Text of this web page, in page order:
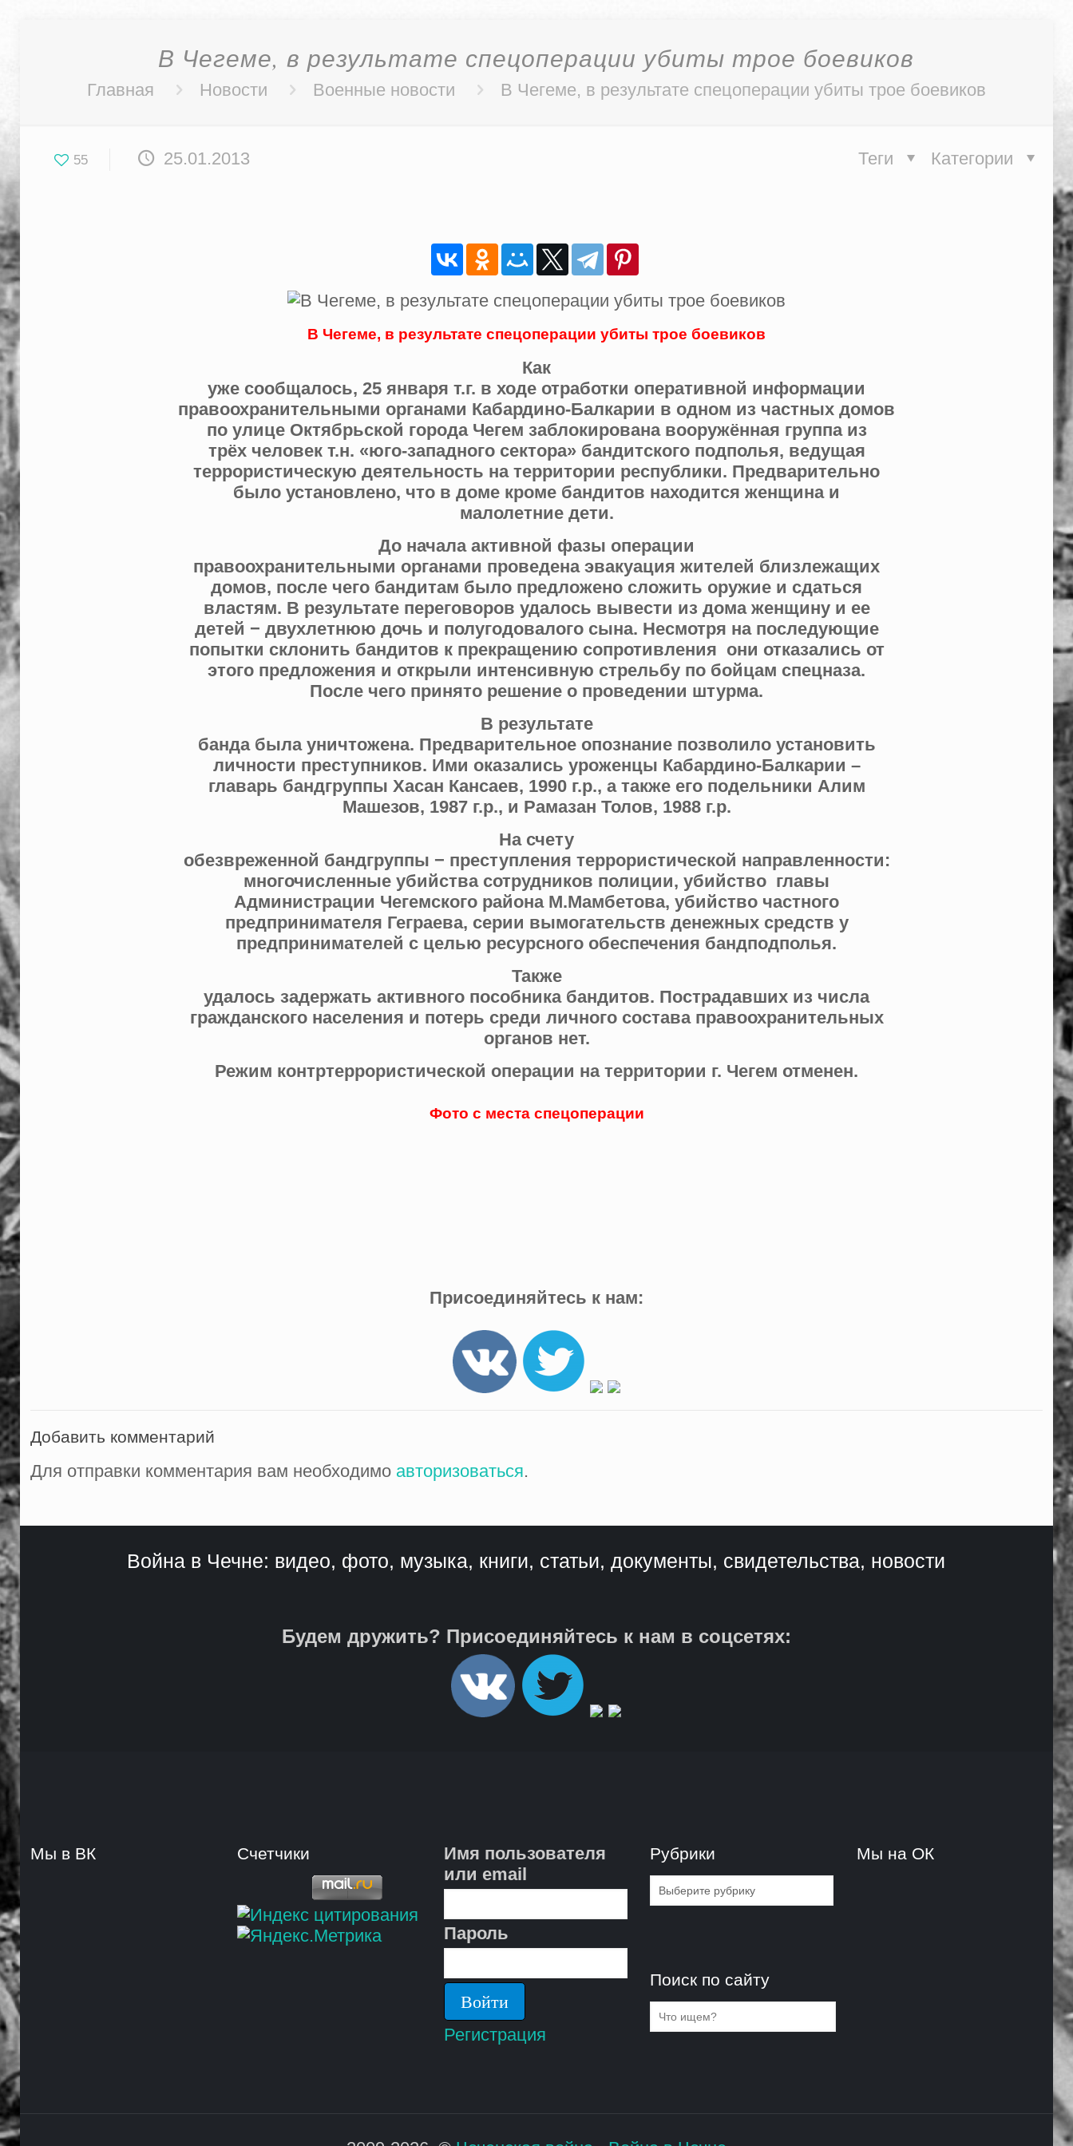
В Чегеме, в результате спецоперации убиты трое боевиков
Главная Новости Военные новости В Чегеме, в результате спецоперации убиты трое боевиков
55 25.01.2013 Категории
Теги
В Чегеме, в результате спецоперации убиты трое боевиков
Как
уже сообщалось, 25 января т.г. в ходе отработки оперативной информации
правоохранительными органами Кабардино-Балкарии в одном из частных домов
по улице Октябрьской города Чегем заблокирована вооружённая группа из
трёх человек т.н. «юго-западного сектора» бандитского подполья, ведущая
террористическую деятельность на территории республики. Предварительно
было установлено, что в доме кроме бандитов находится женщина и
малолетние дети.
До начала активной фазы операции
правоохранительными органами проведена эвакуация жителей близлежащих
домов, после чего бандитам было предложено сложить оружие и сдаться
властям. В результате переговоров удалось вывести из дома женщину и ее
детей − двухлетнюю дочь и полугодовалого сына. Несмотря на последующие
попытки склонить бандитов к прекращению сопротивления они отказались от
этого предложения и открыли интенсивную стрельбу по бойцам спецназа.
После чего принято решение о проведении штурма.
В результате
банда была уничтожена. Предварительное опознание позволило установить
личности преступников. Ими оказались уроженцы Кабардино-Балкарии –
главарь бандгруппы Хасан Кансаев, 1990 г.р., а также его подельники Алим
Машезов, 1987 г.р., и Рамазан Толов, 1988 г.р.
На счету
обезвреженной бандгруппы − преступления террористической направленности:
многочисленные убийства сотруд­ников полиции, убийство главы
Администра­ции Чегемского района М.Мамбетова, убийство частного
предпринима­теля Геграева, серии вымогательств денежных средств у
предпринимателей с целью ресурсного обеспечения бандподполья.
Также
удалось задержать активного пособника бандитов. Пострадавших из числа
гражданского населения и потерь среди личного состава правоохранительных
органов нет.
Режим контртеррористической операции на территории г. Чегем отменен.
Фото с места спецоперации
Присоединяйтесь к нам:
Добавить комментарий
Для отправки комментария вам необходимо авторизоваться.
Война в Чечне: видео, фото, музыка, книги, статьи, документы, свидетельства, новости
Будем дружить? Присоединяйтесь к нам в соцсетях:
Мы в ВК Счетчики
Имя пользователя
или email
Пароль
Регистрация
Рубрики
Рубрики
Поиск по сайту
Мы на ОК